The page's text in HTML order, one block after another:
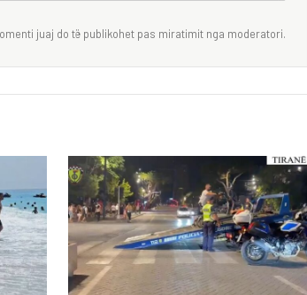
juaj do të publikohet pas miratimit nga moderatori.